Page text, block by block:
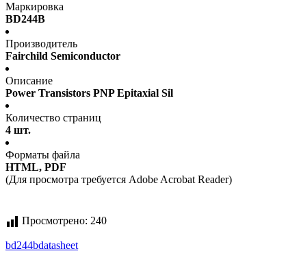
Маркировка
BD244B
Производитель
Fairchild Semiconductor
Описание
Power Transistors PNP Epitaxial Sil
Количество страниц
4 шт.
Форматы файла
HTML, PDF
(Для просмотра требуется Adobe Acrobat Reader)
Просмотрено: 240
bd244bdatasheet